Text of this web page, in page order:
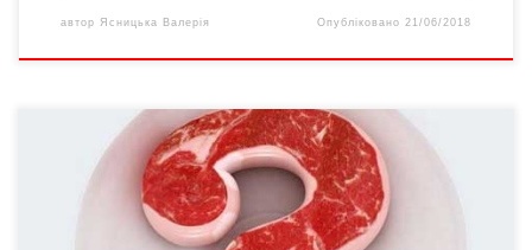
автор Ясницька Валерія Опубліковано 21/06/2018
Науковці з Оксфорда дійшли висновку, що вегетаріанство
може бути не таким корисним, як припускали раніше.
Досліджено, що споживання лише рослинної їжі призводить до